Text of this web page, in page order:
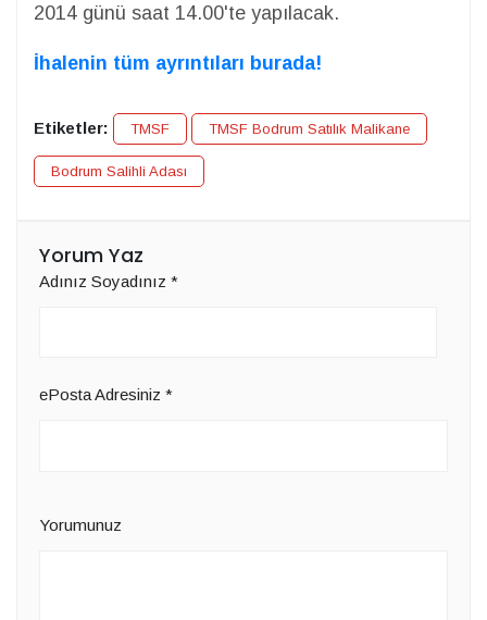
2014 günü saat 14.00'te yapılacak.
İhalenin tüm ayrıntıları burada!
Etiketler: TMSF TMSF Bodrum Satılık Malikane
Bodrum Salihli Adası
Yorum Yaz
Adınız Soyadınız *
ePosta Adresiniz *
Yorumunuz